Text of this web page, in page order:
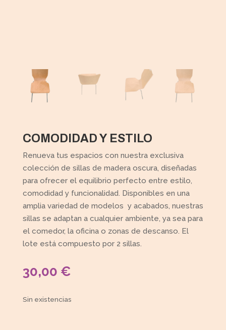
COMODIDAD Y ESTILO
Renueva tus espacios con nuestra exclusiva
colección de sillas de madera oscura, diseñadas
para ofrecer el equilibrio perfecto entre estilo,
comodidad y funcionalidad. Disponibles en una
amplia variedad de modelos y acabados, nuestras
sillas se adaptan a cualquier ambiente, ya sea para
el comedor, la oficina o zonas de descanso. El
lote está compuesto por 2 sillas.
30,00 €
Sin existencias